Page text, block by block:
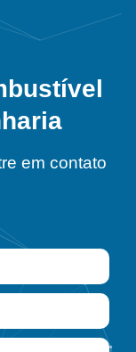
em contato